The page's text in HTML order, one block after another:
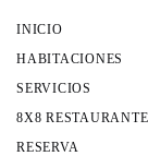
INICIO
HABITACIONES
SERVICIOS
8X8 RESTAURANTE
RESERVA